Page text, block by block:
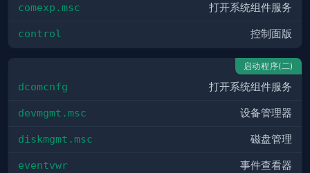
comexp.msc 打开系统组件服务
control 控制面版
启动程序(二)
dcomcnfg 打开系统组件服务
devmgmt.msc 设备管理器
diskmgmt.msc 磁盘管理
eventvwr 事件查看器